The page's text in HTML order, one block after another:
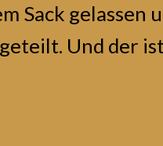
Sack gelassen
Und der